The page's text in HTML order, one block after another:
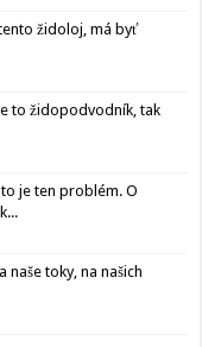
židoloj, má byť
to židopodvodník, tak
je ten problém. O
naše toky, na našich